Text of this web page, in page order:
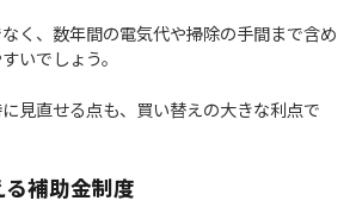
く、数年間の電気代や掃除の手間まで含め
いでしょう。
見直せる点も、買い替えの大きな利点で
補助金制度